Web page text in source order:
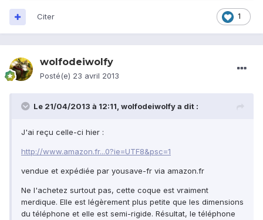
1
Citer
wolfodeiwolfy
Posté(e) 23 avril 2013
Le 21/04/2013 à 12:11, wolfodeiwolfy a dit :
J'ai reçu celle-ci hier :
http://www.amazon.fr...0?ie=UTF8&psc=1
vendue et expédiée par yousave-fr via amazon.fr
Ne l'achetez surtout pas, cette coque est vraiment
merdique. Elle est légèrement plus petite que les dimensions
du téléphone et elle est semi-rigide. Résultat, le téléphone